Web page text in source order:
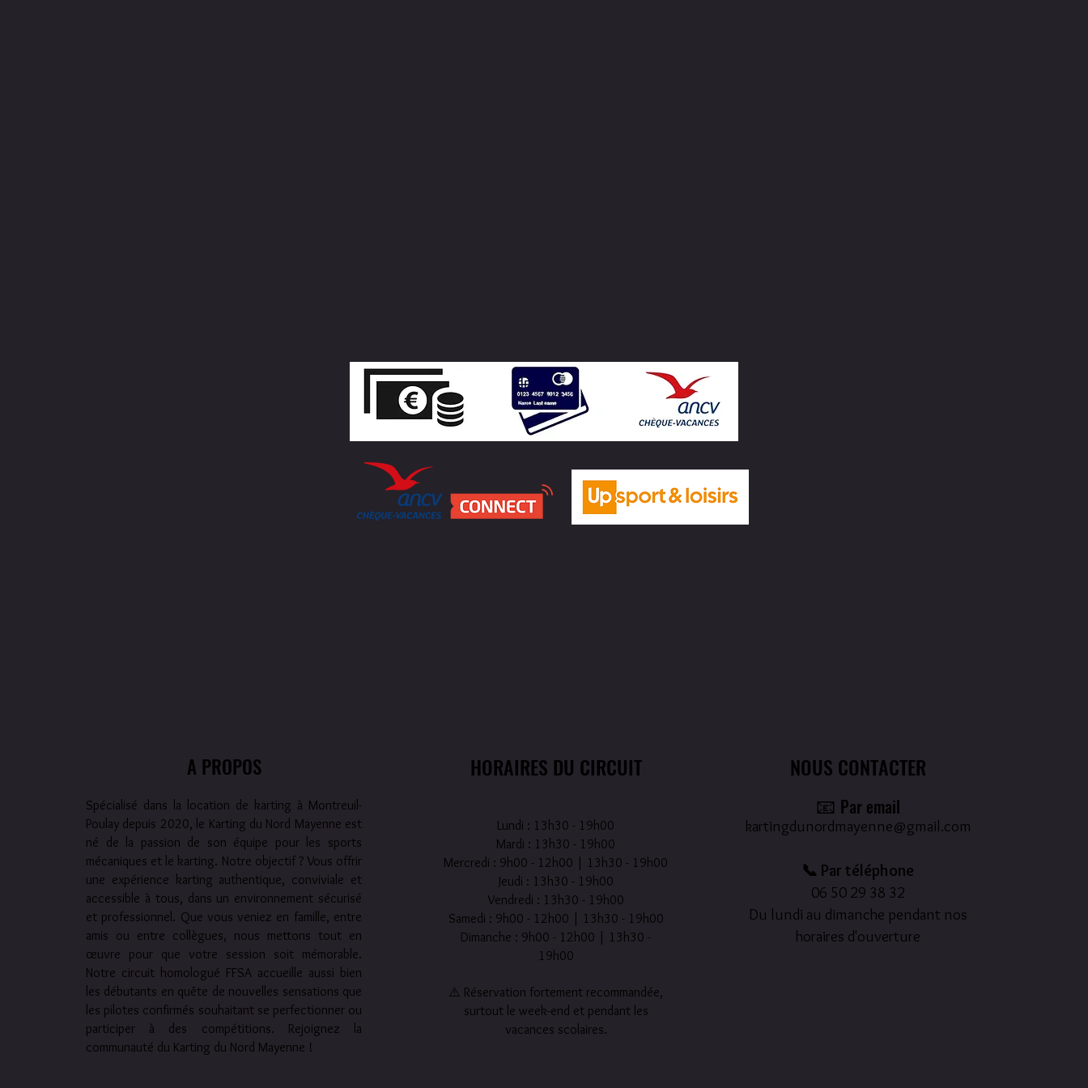
A PROPOS
Spécialisé dans la location de karting à Montreuil-
Poulay depuis 2020, le Karting du Nord Mayenne est
né de la passion de son équipe pour les sports
mécaniques et le karting. Notre objectif ? Vous offrir
une expérience karting authentique, conviviale et
accessible à tous, dans un environnement sécurisé
et professionnel. Que vous veniez en famille, entre
amis ou entre collègues, nous mettons tout en
œuvre pour que votre session soit mémorable.
Notre circuit homologué FFSA accueille aussi bien
les débutants en quête de nouvelles sensations que
les pilotes confirmés souhaitant se perfectionner ou
participer à des compétitions. Rejoignez la
communauté du Karting du Nord Mayenne !
HORAIRES DU CIRCUIT
Lundi : 13h30 - 19h00
Mardi : 13h30 - 19h00
Mercredi : 9h00 - 12h00 | 13h30 - 19h00
Jeudi : 13h30 - 19h00
Vendredi : 13h30 - 19h00
Samedi : 9h00 - 12h00 | 13h30 - 19h00
Dimanche : 9h00 - 12h00 | 13h30 -
19h00
⚠️ Réservation fortement recommandée,
surtout le week-end et pendant les
vacances scolaires.
NOUS CONTACTER
📧 Par email
kartingdunordmayenne@gmail.com
📞 Par téléphone
06 50 29 38 32
Du lundi au dimanche pendant nos
horaires d'ouverture